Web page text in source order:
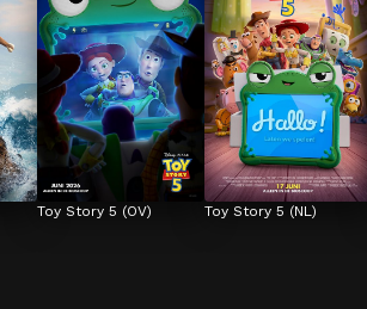
Toy Story 5 (OV) Toy Story 5 (NL)